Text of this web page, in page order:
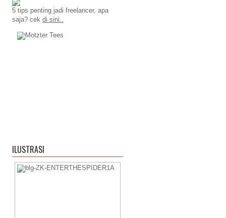
5 tips penting jadi freelancer, apa
saja? cek di sini..
ILUSTRASI